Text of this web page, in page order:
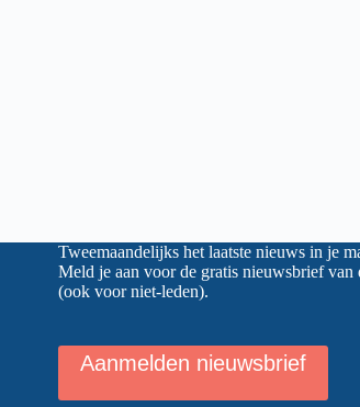
Tweemaandelijks het laatste nieuws in je
Meld je aan voor de gratis nieuwsbrief
(ook voor niet-leden).
Aanmelden nieuwsbrief